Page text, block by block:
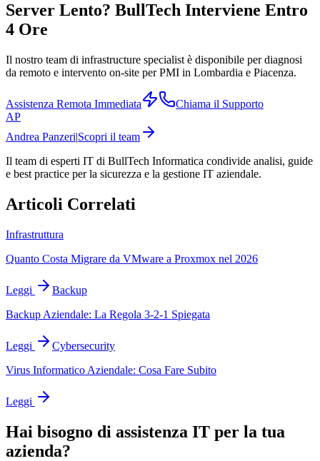
Server Lento? BullTech Interviene Entro
4 Ore
Il nostro team di infrastructure specialist è disponibile per diagnosi
da remoto e intervento on-site per PMI in Lombardia e Piacenza.
Assistenza Remota Immediata
Chiama il Supporto
AP
Andrea Panzeri|Scopri il team
Il team di esperti IT di BullTech Informatica condivide analisi, guide
e best practice per la sicurezza e la gestione IT aziendale.
Articoli Correlati
Infrastruttura
Quanto Costa Migrare da VMware a Proxmox nel 2026
Leggi
Backup
Backup Aziendale: La Regola 3-2-1 Spiegata
Leggi
Cybersecurity
Virus Informatico Aziendale: Cosa Fare Subito
Leggi
Hai bisogno di assistenza IT per la tua
azienda?